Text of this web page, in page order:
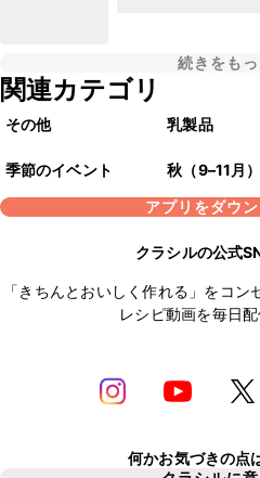
続きをも
関連カテゴリ
その他 乳製品
季節のイベント 秋（9–11月）
アプリをダウ
クラシルの公式
「きちんとおいしく作れる」をコ
レシピ動画を毎日配
何かお気づきの点